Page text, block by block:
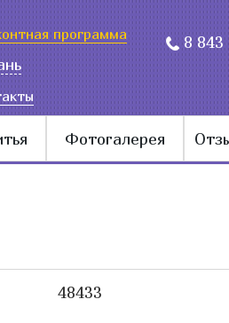
программа 8 843
Фотогалерея
48433